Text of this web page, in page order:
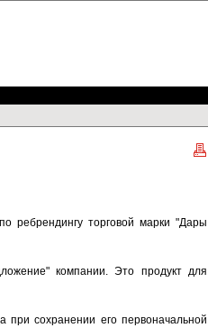
ребрендингу торговой марки "Дары
компании. Это продукт для
при сохранении его первоначальной